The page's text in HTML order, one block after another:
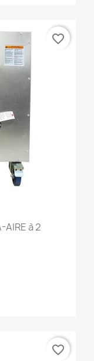
à 2
favorite_border
favorite_border